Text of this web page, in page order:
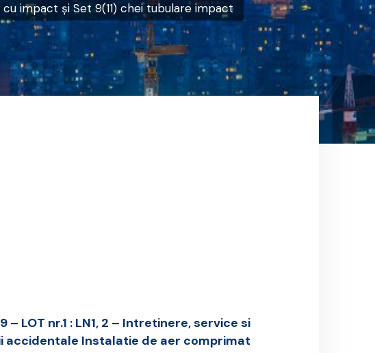
impact și Set 9(11) chei tubulare impact
– LOT nr.1 : LN1, 2 – Intretinere, service si
accidentale Instalatie de aer comprimat